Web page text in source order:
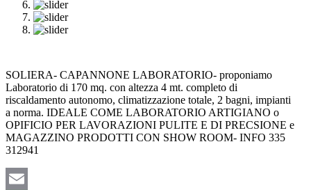
SOLIERA- CAPANNONE LABORATORIO- proponiamo
Laboratorio di 170 mq. con altezza 4 mt. completo di
riscaldamento autonomo, climatizzazione totale, 2 bagni, impianti
a norma. IDEALE COME LABORATORIO ARTIGIANO o
OPIFICIO PER LAVORAZIONI PULITE E DI PRECSIONE e
MAGAZZINO PRODOTTI CON SHOW ROOM- INFO 335
312941